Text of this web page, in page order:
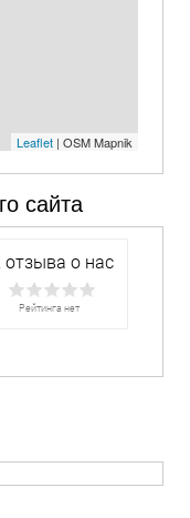
Leaflet| OSM Mapnik
сайта